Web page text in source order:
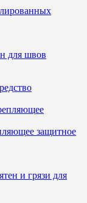
для швов
защитное
и грязи для